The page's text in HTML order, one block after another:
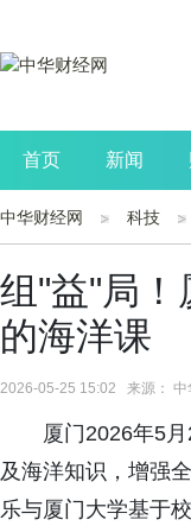
首页 新闻
公司 生活
中华财经网 科技
组"益"局！
的海洋课
2026-05-25 15:02 来源： 中
厦门2026年5
及海洋知识，增强
乐与厦门大学基于